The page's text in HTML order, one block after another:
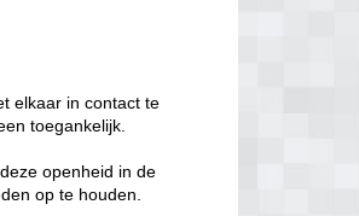
elkaar in contact te
toegankelijk.
openheid in de
op te houden.